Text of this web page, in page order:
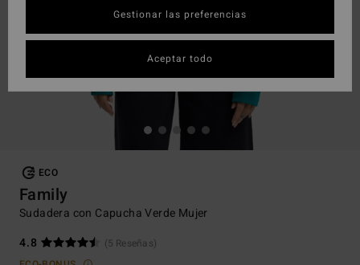
ECO
Family
Sudadera con Capucha Verde Mujer
4.8
(5 Reseñas)
Gestionar las preferencias
Aceptar todo